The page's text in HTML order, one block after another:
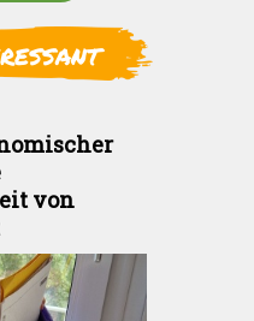
von